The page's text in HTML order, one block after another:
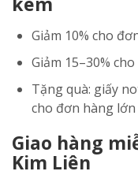
Giảm 10% cho
Giảm 15–30%
Tặng quà: giấy
cho đơn hàng lớn
Giao hàng
Kim Liên